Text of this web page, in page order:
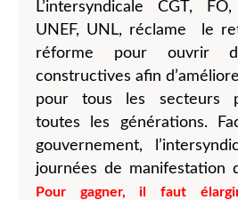
L’intersyndicale CGT,
UNEF, UNL, réclame le
réforme pour ouvrir
constructives afin
pour tous les secteurs
toutes les générations.
gouvernement,
journées de manifestation
Pour gagner, il faut